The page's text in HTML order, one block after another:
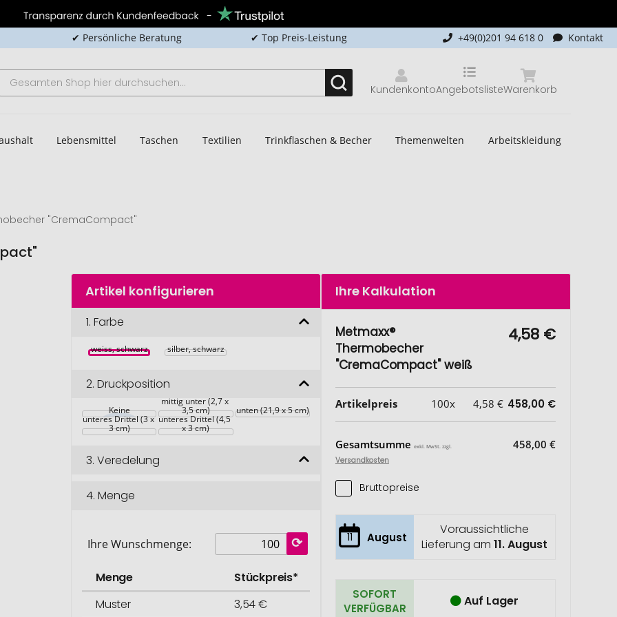
✔ Persönliche Beratung ✔ Top Preis-Leistung +49(0)201 94 618 0 Kontakt
Kundenkonto Warenkorb
Angebotsliste
Lebensmittel Taschen Textilien Trinkflaschen & Becher Themenwelten Arbeitskleidung
"CremaCompact"
Artikel konfigurieren
1.Farbe
weiss, schwarz silber, schwarz
2.Druckposition
Keine
mittig unter (2,7 x
3,5 cm) unten (21,9 x 5 cm)
unteres Drittel (3 x
3 cm)
unteres Drittel (4,5
x 3 cm)
3.Veredelung
4.Menge
Ihre Wunschmenge:
Menge
Stückpreis*
Muster
3,54 €
Ihre Kalkulation
Metmaxx®
Thermobecher
"CremaCompact" weiß
4,58 €
Artikelpreis 100x 4,58 € 458,00 €
Gesamtsumme exkl. MwSt. zzgl.
Versandkosten
458,00 €
Bruttopreise
11 August
Voraussichtliche
Lieferung am 11. August
SOFORT
VERFÜGBAR
Auf Lager